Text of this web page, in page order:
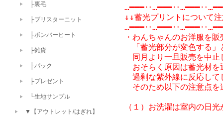
↓↓蓄光プリントについて
・わんちゃんのお洋服を
「蓄光部分が変色する」
同月より一旦販売を中止
おそらく原因は蓄光材を
過剰な紫外線に反応して
そのため以下の注意点を
（１）お洗濯は室内の日
├裏毛
├ブリスターニット
├ボンバーヒート
├雑貨
├パック
├プレゼント
└生地サンプル
▼【アウトレット/はぎれ】